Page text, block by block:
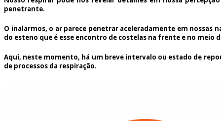
penetrante.
O inalarmos, o ar parece penetrar aceleradamente em
do esteno que é esse encontro de costelas na frente e no meio
Aqui, neste momento, há um breve intervalo ou estado de
de processos da respiração.